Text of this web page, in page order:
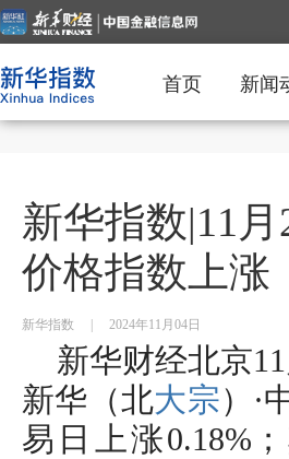
首页 新闻
新华指数|11
价格指数上涨
新华指数 2024年11月04日
新华财经北京
新华（北大宗）·
易日上涨0.18%